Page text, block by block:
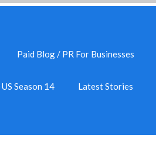
Paid Blog / PR For Businesses
Season 14 Latest Stories